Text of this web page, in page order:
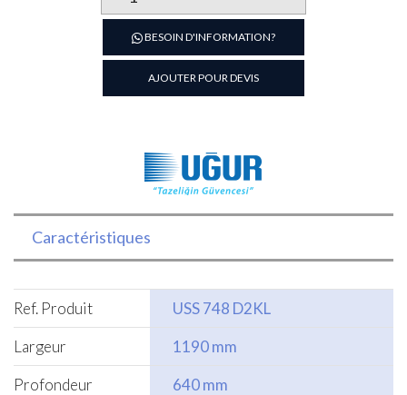
de
Vitrine
à
boissons
2P
BESOIN D'INFORMATION?
AJOUTER POUR DEVIS
Caractéristiques
Ref. Produit
USS 748 D2KL
Largeur
1190 mm
Profondeur
640 mm